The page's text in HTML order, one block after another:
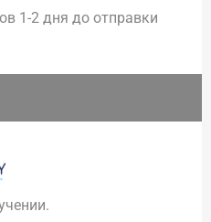
1-2 дня до отправки